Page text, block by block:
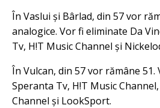
În Vaslui și Bârlad, din 57 vor
analogice. Vor fi eliminate Da
Tv, H!T Music Channel și
În Vulcan, din 57 vor rămâne 51.
Speranta Tv, H!T Music
Channel și LookSport.